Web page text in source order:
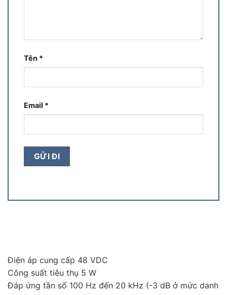
Tên *
Email *
Điện áp cung cấp 48 VDC
Công suất tiêu thụ 5 W
Đáp ứng tần số 100 Hz đến 20 kHz (-3 dB ở mức danh